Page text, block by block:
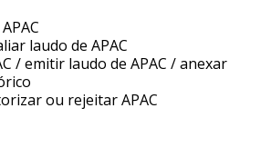
laudo de APAC
/ emitir laudo de APAC / anexar
ou rejeitar APAC